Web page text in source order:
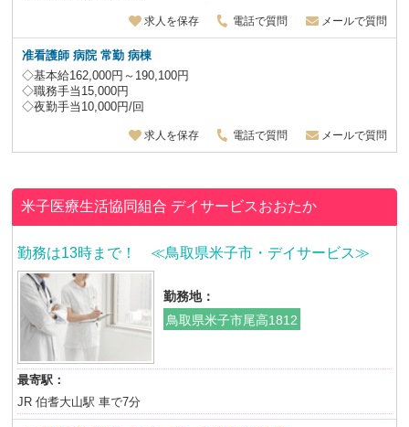
求人を保存 電話で質問 メールで質問
准看護師 病院 常勤 病棟
◇基本給162,000円～190,100円
◇職務手当15,000円
◇夜勤手当10,000円/回
求人を保存 電話で質問 メールで質問
米子医療生活協同組合 デイサービスおおたか
勤務は13時まで！ ≪鳥取県米子市・デイサービス≫
勤務地：
鳥取県米子市尾高1812
最寄駅：
JR 伯耆大山駅 車で7分